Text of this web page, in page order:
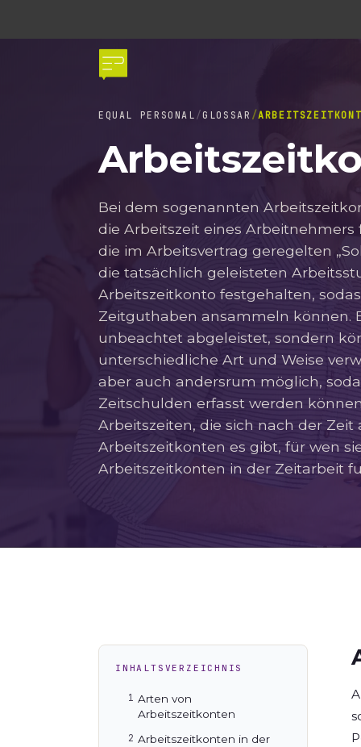
EQUAL PERSONAL GLOSSAR
Bei dem sogenannten
die Arbeitszeit eines
die im Arbeitsvertrag geregelten
die tatsächlich geleisteten
Arbeitszeitkonto festgehalten,
Zeitguthaben ansammeln können.
unbeachtet abgeleistet, sondern
unterschiedliche Art und Weise
aber auch andersrum möglich,
Zeitschulden erfasst werden
Arbeitszeiten, die sich nach der
Arbeitszeitkonten es gibt, für wen
Arbeitszeitkonten in der Zeitarbeit
INHALTSVERZEICHNIS
Arten von
Arbeitszeitkonten
Arbeitszeitkonten in der